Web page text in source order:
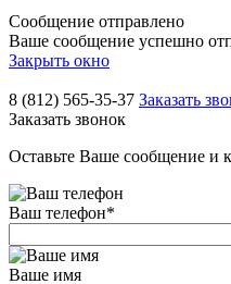
Сообщение отправлено
Ваше сообщение успешно
Закрыть окно
8 (812) 565-35-37 Заказать
Заказать звонок
Оставьте Ваше сообщение и
Ваш телефон*
Ваше имя